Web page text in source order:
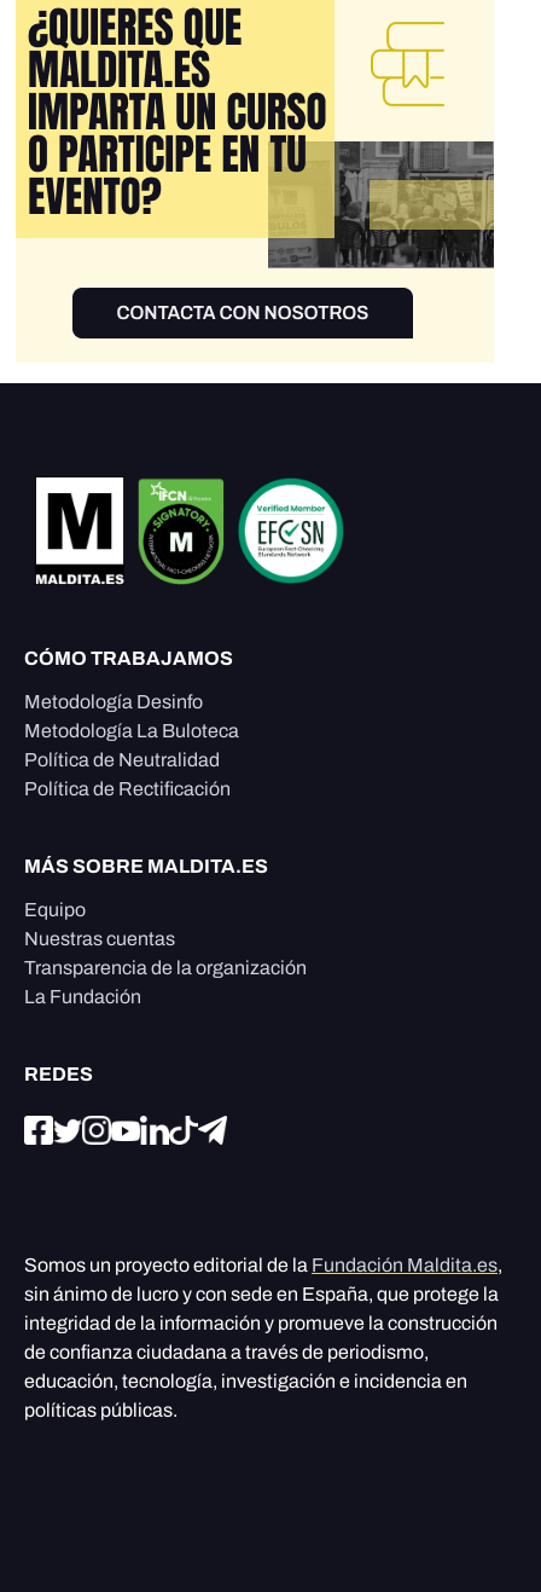
CÓMO TRABAJAMOS
Metodología Desinfo
Metodología La Buloteca
Política de Neutralidad
Política de Rectificación
MÁS SOBRE MALDITA.ES
Equipo
Nuestras cuentas
Transparencia de la organización
La Fundación
REDES
Somos un proyecto editorial de la Fundación Maldita.es,
sin ánimo de lucro y con sede en España, que protege la
integridad de la información y promueve la construcción
de confianza ciudadana a través de periodismo,
educación, tecnología, investigación e incidencia en
políticas públicas.